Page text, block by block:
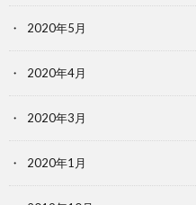
2020年5月
2020年4月
2020年3月
2020年1月